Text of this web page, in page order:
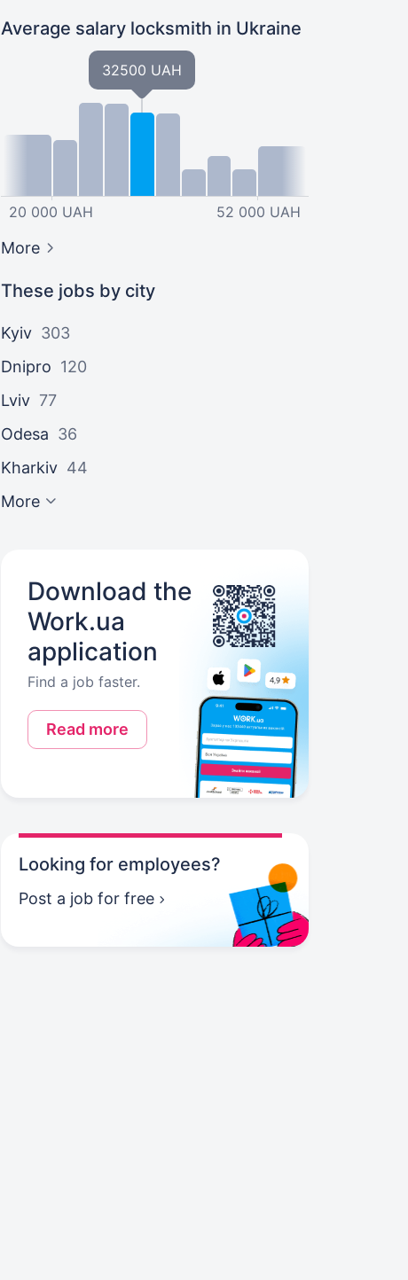
Average salary locksmith in Ukraine
20 000 UAH
32500 UAH
52 000 UAH
More
These jobs by city
Kyiv 303
Dnipro 120
Lviv 77
Odesa 36
Kharkiv 44
More
Download the
Work.ua
application
Find a job faster.
Read more
Looking for employees?
Post a job for free